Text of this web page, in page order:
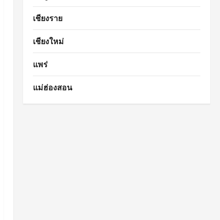
เชียงราย
เชียงใหม่
แพร่
แม่ฮ่องสอน